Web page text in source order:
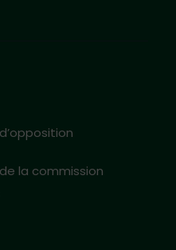
la commission